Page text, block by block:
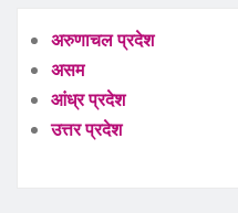
अरुणाचल प्रदेश
असम
आंध्र प्रदेश
उत्तर प्रदेश